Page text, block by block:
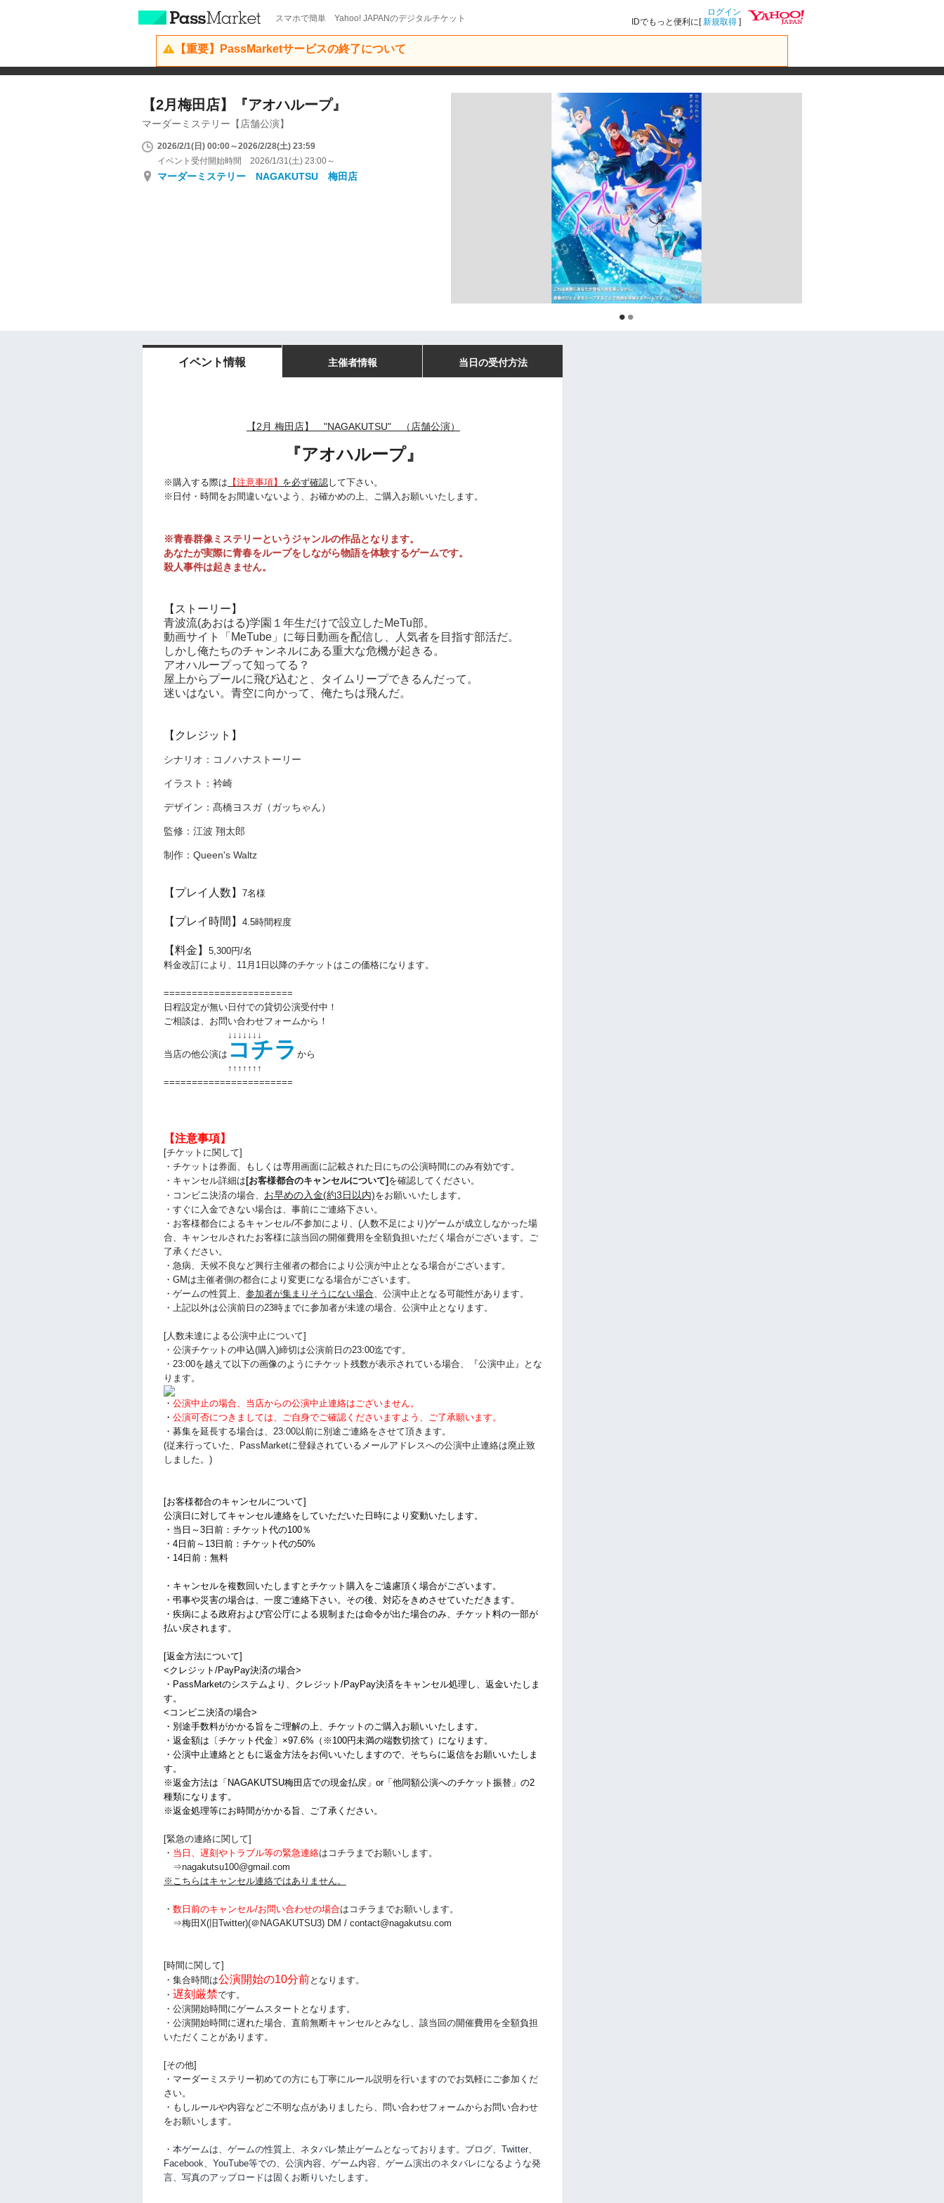
スマホで簡単 Yahoo! JAPANのデジタルチケット
ログイン
IDでもっと便利に[新規取得 ]
【重要】PassMarketサービスの終了について
【2月梅田店】『アオハループ』
マーダーミステリー【店舗公演】
2026/2/1(日) 00:00～2026/2/28(土) 23:59
イベント受付開始時間 2026/1/31(土) 23:00～
マーダーミステリー NAGAKUTSU 梅田店
イベント情報 主催者情報 当日の受付方法
【2月 梅田店】 "NAGAKUTSU" （店舗公演）
『アオハループ』
※購入する際は 【注意事項】 を必ず確認して下さい。
※日付・時間をお間違いないよう、 お確かめの上、ご購入お願いいたします。
※青春群像ミステリーというジャンルの作品となります。
あなたが実際に青春をループをしながら物語を体験するゲームです。
殺人事件は起きません。
【ストーリー】
青波流(あおはる)学園１年生だけで設立したMeTu部。
動画サイト「MeTube」に毎日動画を配信し、人気者を目指す部活だ。
しかし俺たちのチャンネルにある重大な危機が起きる。
アオハループって知ってる？
屋上からプールに飛び込むと、タイムリープできるんだって。
迷いはない。青空に向かって、俺たちは飛んだ。
【クレジット】
シナリオ：コノハナストーリー
イラスト：衿崎
デザイン：髙橋ヨスガ（ガッちゃん）
監修：江波 翔太郎
制作：Queen's Waltz
【プレイ人数】 7名様
【プレイ時間】 4.5時間程度
【料金】 5,300円/名
料金改訂により、11月1日以降のチケットはこの価格になります。
=======================
日程設定が無い日付での貸切公演受付中！
ご相談は、お問い合わせフォームから！
↓↓↓↓↓↓↓
当店の他公演は コチラ から
↑↑ ↑↑ ↑↑ ↑
=======================
【注意事項】
[チケットに関して]
・チケットは券面、もしくは専用画面に記載された日にちの公演時間にのみ有効です。
・キャンセル詳細は [お客様都合のキャンセルについて] を確認してください。
・コンビニ決済の場合、 お早めの入金(約3日以内)をお願いいたします。
・すぐに入金できない場合は、事前にご連絡下さい。
・お客様都合によるキャンセル/不参加により、(人数不足により)ゲームが成立しなかった場
合、キャンセルされたお客様に該当回の開催費用を全額負担いただく場合がございます。ご
了承ください。
・急病、天候不良など興行主催者の都合により公演が中止となる場合がございます。
・GMは主催者側の都合により変更になる場合がございます。
・ゲームの性質上、 参加者が集まりそうにない場合 、公演中止となる可能性があります。
・上記以外は公演前日の23時までに参加者が未達の場合、公演中止となります。
[人数未達による公演中止について]
・公演チケットの申込(購入)締切は公演前日の23:00迄です。
・23:00を越えて以下の画像のようにチケット残数が表示されている場合、『公演中止』とな
ります。
・ 公演中止の場合、当店からの公演中止連絡はございません。
・ 公演可否につきましては、ご自身でご確認くださいますよう、ご了承願います。
・募集を延長する場合は、23:00以前に別途ご連絡をさせて頂きます。
(従来行っていた、PassMarketに登録されているメールアドレスへの公演中止連絡は廃止致
しました。)
[お客様都合のキャンセルについて]
公演日に対してキャンセル連絡をしていただいた日時により変動いたします。
・当日～3日前：チケット代の100％
・4日前～13日前：チケット代の50%
・14日前：無料
・キャンセルを複数回いたしますとチケット購入をご遠慮頂く場合がございます。
・弔事や災害の場合は、一度ご連絡下さい。その後、対応をきめさせていただきます。
・疾病による政府および官公庁による規制または命令が出た場合のみ、チケット料の一部が
払い戻されます。
[返金方法について]
<クレジット/PayPay決済の場合>
・PassMarketのシステムより、クレジット/PayPay決済をキャンセル処理し、返金いたしま
す。
<コンビニ決済の場合>
・別途手数料がかかる旨をご理解の上、チケットのご購入お願いいたします。
・返金額は〔チケット代金〕×97.6%（※100円未満の端数切捨て）になります。
・公演中止連絡とともに返金方法をお伺いいたしますので、そちらに返信をお願いいたしま
す。
※返金方法は「NAGAKUTSU梅田店での現金払戻」or「他同額公演へのチケット振替」の2
種類になります。
※返金処理等にお時間がかかる旨、ご了承ください。
[緊急の連絡に関して]
・ 当日、遅刻やトラブル等の緊急連絡はコチラまでお願いします。
⇒nagakutsu100@gmail.com
※こちらはキャンセル連絡ではありません。
・ 数日前のキャンセル/お問い合わせの場合は コチラまでお願いします。
⇒梅田X(旧Twitter)(＠NAGAKUTSU3) DM / contact@nagakutsu.com
[時間に関して]
・集合時間は公演開始の10分前となります。
・ 遅刻厳禁です。
・公演開始時間にゲームスタートとなります。
・公演開始時間に遅れた場合、直前無断キャンセルとみなし、該当回の開催費用を全額負担
いただくことがあります。
[その他]
・マーダーミステリー初めての方にも丁寧にルール説明を行いますのでお気軽にご参加くだ
さい。
・もしルールや内容などご不明な点がありましたら、問い合わせフォームからお問い合わせ
をお願いします。
・本ゲームは、ゲームの性質上、ネタバレ禁止ゲームとなっております。ブログ、Twitter、
Facebook、YouTube等での、 公演内容、 ゲーム内容、ゲーム演出のネタバレになるような発
言、写真のアップロードは固くお断りいたします。